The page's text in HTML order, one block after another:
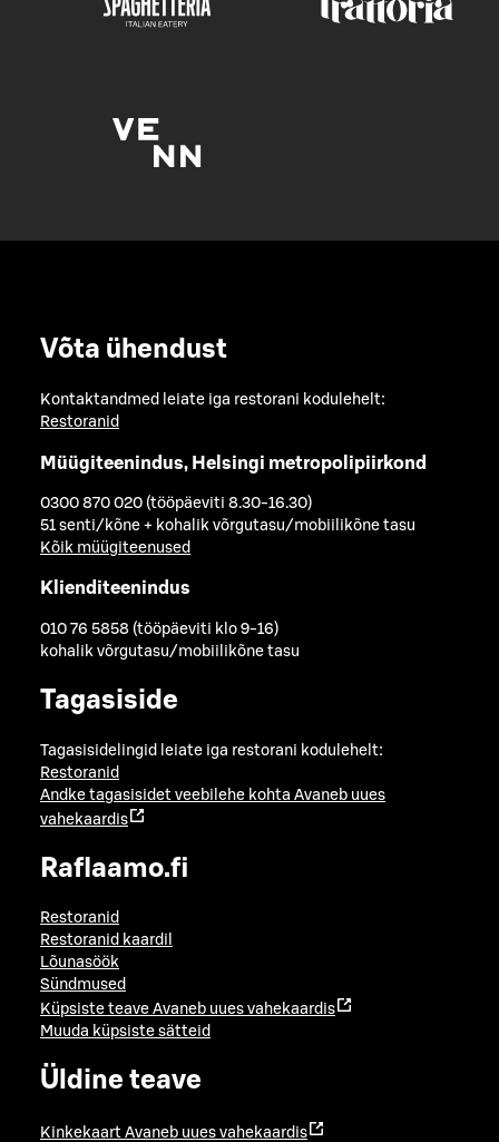
Võta ühendust
Kontaktandmed leiate iga restorani kodulehelt:
Restoranid
Müügiteenindus, Helsingi metropolipiirkond
0300 870 020 (tööpäeviti 8.30-16.30)
51 senti/kõne + kohalik võrgutasu/mobiilikõne tasu
Kõik müügiteenused
Klienditeenindus
010 76 5858 (tööpäeviti klo 9-16)
kohalik võrgutasu/mobiilikõne tasu
Tagasiside
Tagasisidelingid leiate iga restorani kodulehelt:
Restoranid
Andke tagasisidet veebilehe kohta Avaneb uues
vahekaardis
Raflaamo.fi
Restoranid
Restoranid kaardil
Lõunasöök
Sündmused
Küpsiste teave Avaneb uues vahekaardis
Muuda küpsiste sätteid
Üldine teave
Kinkekaart Avaneb uues vahekaardis